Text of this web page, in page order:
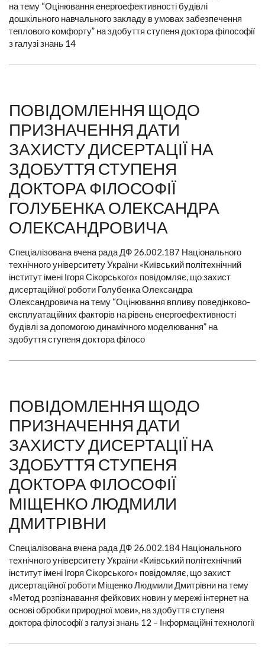
на тему “Оцінювання енергоефективності будівлі
дошкільного навчального закладу в умовах забезпечення
теплового комфорту” на здобуття ступеня доктора філософії
з галузі знань 14
ПОВІДОМЛЕННЯ ЩОДО
ПРИЗНАЧЕННЯ ДАТИ
ЗАХИСТУ ДИСЕРТАЦІЇ НА
ЗДОБУТТЯ СТУПЕНЯ
ДОКТОРА ФІЛОСОФІЇ
ГОЛУБЕНКА ОЛЕКСАНДРА
ОЛЕКСАНДРОВИЧА
Спеціалізована вчена рада ДФ 26.002.187 Національного
технічного університету України «Київський політехнічний
інститут імені Ігоря Сікорського» повідомляє, що захист
дисертаційної роботи Голубенка Олександра
Олександровича на тему “Оцінювання впливу поведінково-
експлуатаційних факторів на рівень енергоефективності
будівлі за допомогою динамічного моделювання” на
здобуття ступеня доктора філосо
ПОВІДОМЛЕННЯ ЩОДО
ПРИЗНАЧЕННЯ ДАТИ
ЗАХИСТУ ДИСЕРТАЦІЇ НА
ЗДОБУТТЯ СТУПЕНЯ
ДОКТОРА ФІЛОСОФІЇ
МІЩЕНКО ЛЮДМИЛИ
ДМИТРІВНИ
Спеціалізована вчена рада ДФ 26.002.184 Національного
технічного університету України «Київський політехнічний
інститут імені Ігоря Сікорського» повідомляє, що захист
дисертаційної роботи Міщенко Людмили Дмитрівни на тему
«Метод розпізнавання фейкових новин у мережі інтернет на
основі обробки природної мови», на здобуття ступеня
доктора філософії з галузі знань 12 – Інформаційні технології